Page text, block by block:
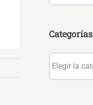
Categorías